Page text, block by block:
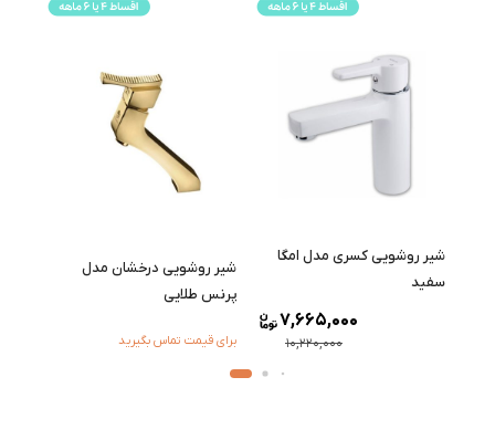
شیر روشویی کسری مدل امگا
سفید
10,220,000
7,665,000
شیر روشویی درخشان مدل
پرنس طلایی
برای قیمت تماس بگیرید